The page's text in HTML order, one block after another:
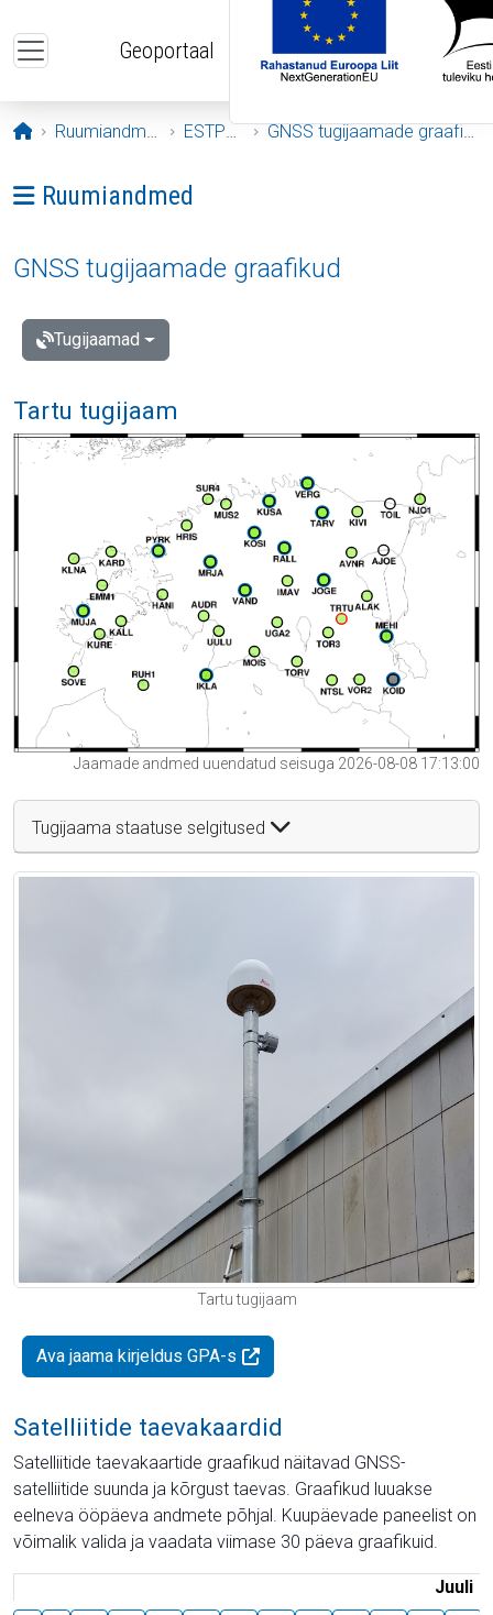
Geoportaal
Avaleht
Ruumiandmed ESTPOS GNSS tugijaamade graafikud
Ava menüü: Ruumiandmed
Ruumiandmed
GNSS tugijaamade graafikud
Tugijaamad
Tartu tugijaam
Jaamade andmed uuendatud seisuga 2026-08-08 17:13:00
Tugijaama staatuse selgitused
Tartu tugijaam
Ava jaama kirjeldus GPA-s
Satelliitide taevakaardid
Satelliitide taevakaartide graafikud näitavad GNSS-
satelliitide suunda ja kõrgust taevas. Graafikud luuakse
eelneva ööpäeva andmete põhjal. Kuupäevade paneelist on
võimalik valida ja vaadata viimase 30 päeva graafikuid.
Juuli